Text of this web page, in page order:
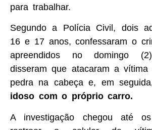
para trabalhar.
Segundo a Polícia Civil, dois
16 e 17 anos, confessaram o
apreendidos no domingo
disseram que atacaram a
pedra na cabeça e, em
idoso com o próprio carro.
A investigação chegou até